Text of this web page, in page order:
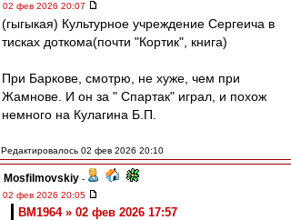
02 фев 2026 20:07
(гыгыкая) Культурное учреждение Сергеича в
тисках доткома(почти "Кортик", книга)
При Баркове, смотрю, не хуже, чем при
Жамнове. И он за " Спартак" играл, и похож
немного на Кулагина Б.П.
Редактировалось 02 фев 2026 20:10
Mosfilmovskiy -
02 фев 2026 20:05
BM1964 » 02 фев 2026 17:57